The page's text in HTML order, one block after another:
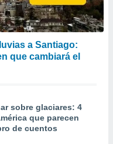
a Santiago:
que cambiará el
sobre glaciares: 4
que parecen
de cuentos